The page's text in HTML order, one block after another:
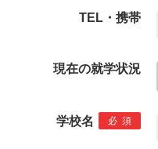
TEL・携帯
現在の就学状況
学校名 必須